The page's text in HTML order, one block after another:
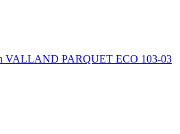
VALLAND PARQUET ECO 103-03